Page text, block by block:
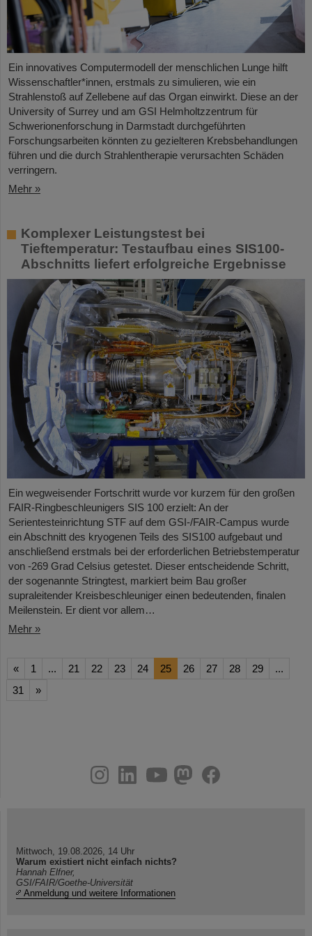
Ein innovatives Computermodell der menschlichen Lunge hilft
Wissenschaftler*innen, erstmals zu simulieren, wie ein
Strahlenstoß auf Zellebene auf das Organ einwirkt. Diese an der
University of Surrey und am GSI Helmholtzzentrum für
Schwerionenforschung in Darmstadt durchgeführten
Forschungsarbeiten könnten zu gezielteren Krebsbehandlungen
führen und die durch Strahlentherapie verursachten Schäden
verringern.
Mehr »
Komplexer Leistungstest bei
Tieftemperatur: Testaufbau eines SIS100-
Abschnitts liefert erfolgreiche Ergebnisse
Ein wegweisender Fortschritt wurde vor kurzem für den großen
FAIR-Ringbeschleunigers SIS 100 erzielt: An der
Serientesteinrichtung STF auf dem GSI-/FAIR-Campus wurde
ein Abschnitt des kryogenen Teils des SIS100 aufgebaut und
anschließend erstmals bei der erforderlichen Betriebstemperatur
von -269 Grad Celsius getestet. Dieser entscheidende Schritt,
der sogenannte Stringtest, markiert beim Bau großer
supraleitender Kreisbeschleuniger einen bedeutenden, finalen
Meilenstein. Er dient vor allem…
Mehr »
« 1 ... 21 22 23 24 25 26 27 28 29
...
31
»
youtube
helmholtz.social
facebook
Mittwoch, 19.08.2026, 14 Uhr
Warum existiert nicht einfach nichts?
Hannah Elfner,
GSI/FAIR/Goethe-Universität
Anmeldung und weitere Informationen